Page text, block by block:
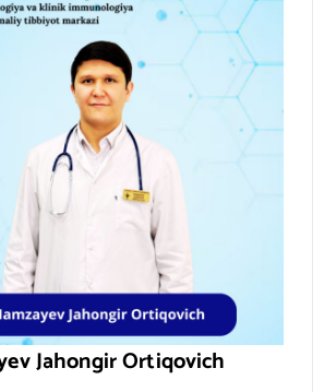
Jahongir Ortiqovich